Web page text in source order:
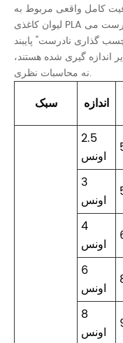
کامل واقعی مربوط به
لیوان کاغذی PLA را که در حال حاضر تولید انبوه است، فهرست می
گذاری نادرست" پایبند
گیری شده هستند،
نه محاسبات نظری.
سبک اندازه
2.5
اونس
3
اونس
4
اونس
6
اونس
8
اونس